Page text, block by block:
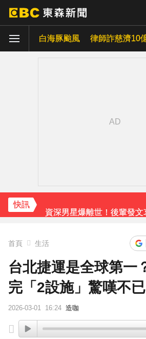
白海豚颱風 律師詐慈濟10
快訊
首頁 生活
台北捷運是全球第一
完「2設施」驚嘆不已
2026-03-01 16:24 造咖